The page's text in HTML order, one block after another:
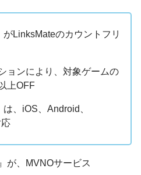
がLinksMateのカウントフリ
ョンにより、対象ゲームの
上OFF
は、iOS、Android、
が、MVNOサービス